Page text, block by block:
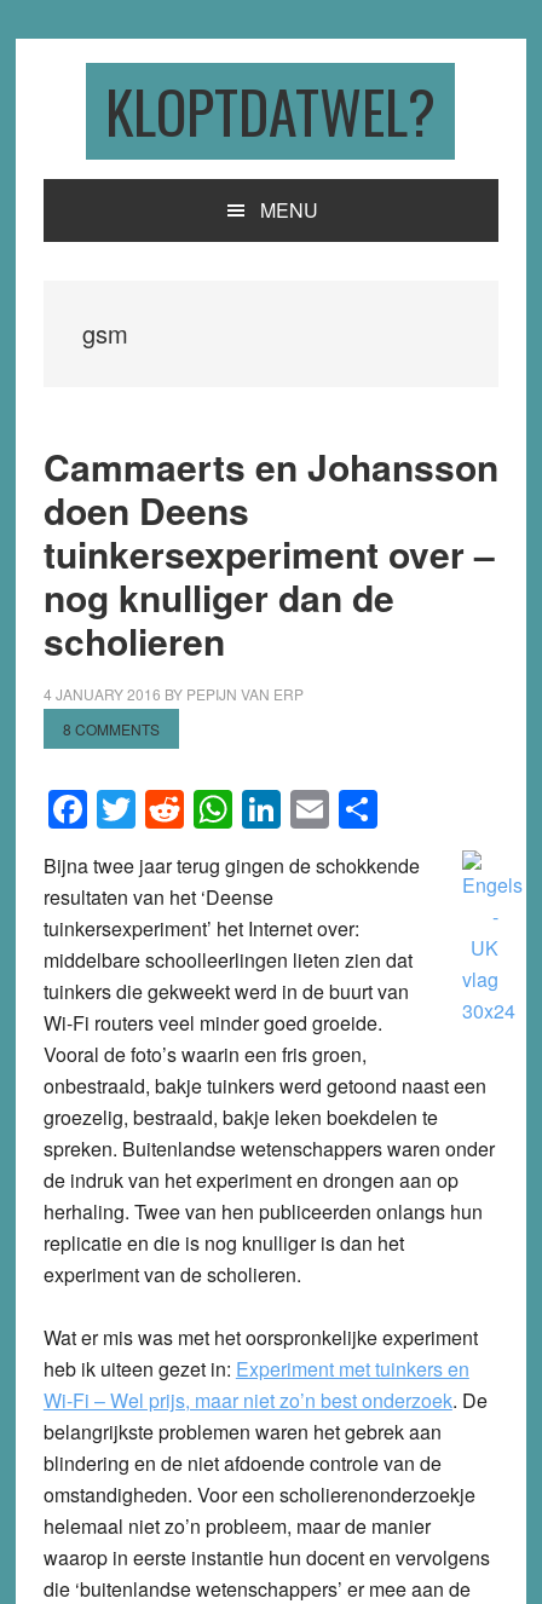
KLOPTDATWEL?
MENU
gsm
Cammaerts en Johansson
doen Deens
tuinkersexperiment over –
nog knulliger dan de
scholieren
4 JANUARY 2016 BY PEPIJN VAN ERP
8 COMMENTS
Facebook
Twitter
Reddit
WhatsApp
LinkedIn
EmailShare
Bijna twee jaar terug gingen de schokkende
resultaten van het ‘Deense
tuinkersexperiment’ het Internet over:
middelbare schoolleerlingen lieten zien dat
tuinkers die gekweekt werd in de buurt van
Wi-Fi routers veel minder goed groeide.
Vooral de foto’s waarin een fris groen,
onbestraald, bakje tuinkers werd getoond naast een
groezelig, bestraald, bakje leken boekdelen te
spreken. Buitenlandse wetenschappers waren onder
de indruk van het experiment en drongen aan op
herhaling. Twee van hen publiceerden onlangs hun
replicatie en die is nog knulliger is dan het
experiment van de scholieren.
Wat er mis was met het oorspronkelijke experiment
heb ik uiteen gezet in: Experiment met tuinkers en
Wi-Fi – Wel prijs, maar niet zo’n best onderzoek. De
belangrijkste problemen waren het gebrek aan
blindering en de niet afdoende controle van de
omstandigheden. Voor een scholierenonderzoekje
helemaal niet zo’n probleem, maar de manier
waarop in eerste instantie hun docent en vervolgens
die ‘buitenlandse wetenschappers’ er mee aan de